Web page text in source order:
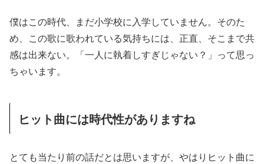
僕はこの時代、まだ小学校に入学していません。そのた
め、この歌に歌われている気持ちには、正直、そこまで共
感は出来ない。「一人に執着しすぎじゃない？」って思っ
ちゃいます。
ヒット曲には時代性がありますね
とても当たり前の話だとは思いますが、やはりヒット曲に